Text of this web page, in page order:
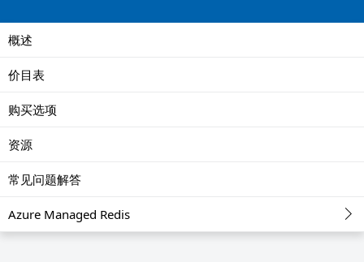
概述
价目表
购买选项
资源
常见问题解答
Azure Managed Redis